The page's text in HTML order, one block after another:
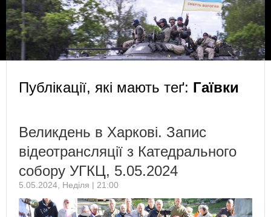
Публікації, які мають теґ: Гаївки
Великдень в Харкові. Запис
відеотрансляції з Катедрального
собору УГКЦ, 5.05.2024
5.05.2024, Неділя | 21:00